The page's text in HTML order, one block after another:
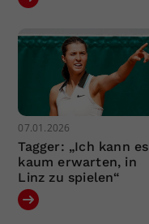
07.01.2026
Tagger: „Ich kann es
kaum erwarten, in
Linz zu spielen“